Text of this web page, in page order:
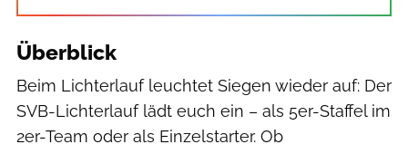
Überblick
Beim Lichterlauf leuchtet Siegen wieder auf: Der
SVB-Lichterlauf lädt euch ein – als 5er-Staffel im
2er-Team oder als Einzelstarter. Ob